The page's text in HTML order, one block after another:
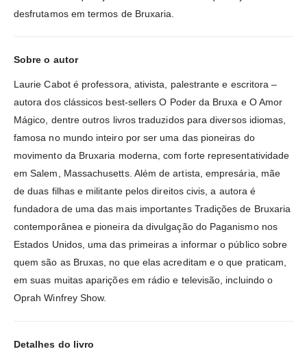
desfrutamos em termos de Bruxaria.
Sobre o autor
Laurie Cabot é professora, ativista, palestrante e escritora –
autora dos clássicos best-sellers O Poder da Bruxa e O Amor
Mágico, dentre outros livros traduzidos para diversos idiomas,
famosa no mundo inteiro por ser uma das pioneiras do
movimento da Bruxaria moderna, com forte representatividade
em Salem, Massachusetts. Além de artista, empresária, mãe
de duas filhas e militante pelos direitos civis, a autora é
fundadora de uma das mais importantes Tradições de Bruxaria
contemporânea e pioneira da divulgação do Paganismo nos
Estados Unidos, uma das primeiras a informar o público sobre
quem são as Bruxas, no que elas acreditam e o que praticam,
em suas muitas aparições em rádio e televisão, incluindo o
Oprah Winfrey Show.
Detalhes do livro